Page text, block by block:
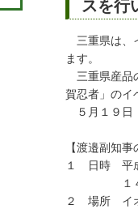
スを行
三重県は、
ます。
三重県産品
賀忍者」のイ
５月１９日
【渡邉副知
１ 日時 平成
１４時０
２ 場所 イ